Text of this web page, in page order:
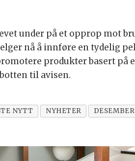
under på et opprop mot
nå å innføre en tydelig
produkter basert på
til avisen.
NYTT NYHETER